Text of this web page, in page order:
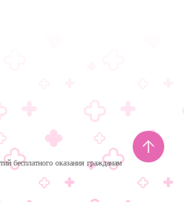
бесплатного оказания гражданам